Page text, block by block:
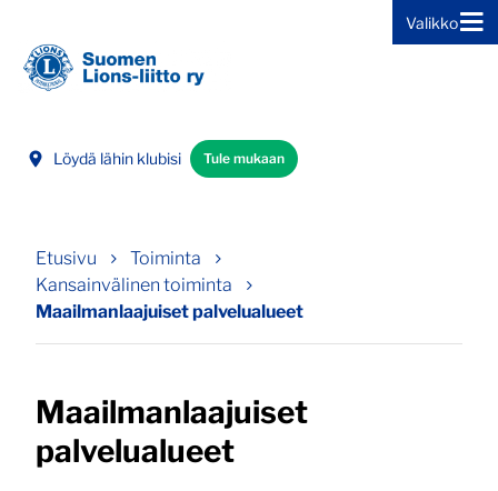
Valikko
Löydä lähin klubisi Tule mukaan
Etusivu
Toiminta
Kansainvälinen toiminta
Maailmanlaajuiset palvelualueet
Maailmanlaajuiset
palvelualueet